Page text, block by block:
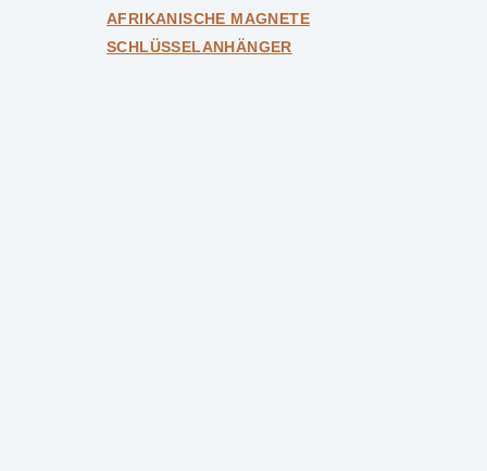
AFRIKANISCHE MAGNETE
SCHLÜSSELANHÄNGER